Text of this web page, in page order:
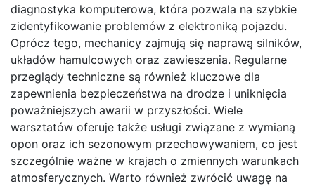
diagnostyka komputerowa, która pozwala na szybkie
zidentyfikowanie problemów z elektroniką pojazdu.
Oprócz tego, mechanicy zajmują się naprawą silników,
układów hamulcowych oraz zawieszenia. Regularne
przeglądy techniczne są również kluczowe dla
zapewnienia bezpieczeństwa na drodze i uniknięcia
poważniejszych awarii w przyszłości. Wiele
warsztatów oferuje także usługi związane z wymianą
opon oraz ich sezonowym przechowywaniem, co jest
szczególnie ważne w krajach o zmiennych warunkach
atmosferycznych. Warto również zwrócić uwagę na